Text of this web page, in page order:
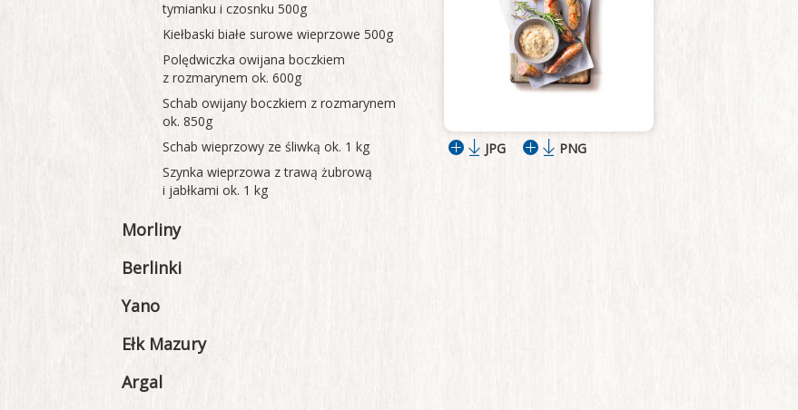
tymianku i czosnku 500g
Kiełbaski białe surowe wieprzowe 500g
Polędwiczka owijana boczkiem
z rozmarynem ok. 600g
Schab owijany boczkiem z rozmarynem
ok. 850g
Schab wieprzowy ze śliwką ok. 1 kg
Szynka wieprzowa z trawą żubrową
i jabłkami ok. 1 kg
Morliny
Berlinki
Yano
Ełk Mazury
Argal
JPG PNG